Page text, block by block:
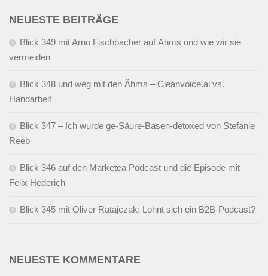
NEUESTE BEITRÄGE
Blick 349 mit Arno Fischbacher auf Ähms und wie wir sie
vermeiden
Blick 348 und weg mit den Ähms – Cleanvoice.ai vs.
Handarbeit
Blick 347 – Ich wurde ge-Säure-Basen-detoxed von Stefanie
Reeb
Blick 346 auf den Marketea Podcast und die Episode mit
Felix Hederich
Blick 345 mit Oliver Ratajczak: Lohnt sich ein B2B-Podcast?
NEUESTE KOMMENTARE